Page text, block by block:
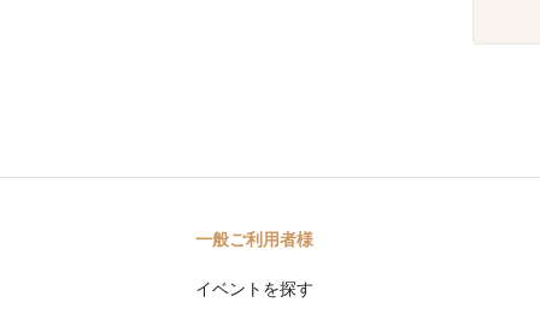
一般ご利用者様
イベントを探す